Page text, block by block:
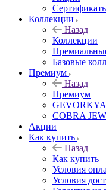
Коллекции
Назад
Коллекции
Базовые
Премиум
Назад
Премиум
COBRA
Акции
Как купить
Назад
Как купить
Условия
Условия